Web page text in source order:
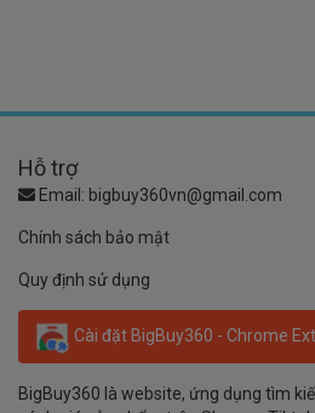
Hỗ trợ
Email: bigbuy360vn@gmail.com
Chính sách bảo mật
Quy định sử dụng
Cài đặt BigBuy360 - Chrome
BigBuy360 là website, ứng dụng tìm